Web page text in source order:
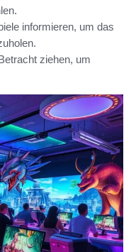
informieren, um das
ziehen, um